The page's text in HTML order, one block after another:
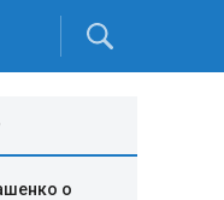
о